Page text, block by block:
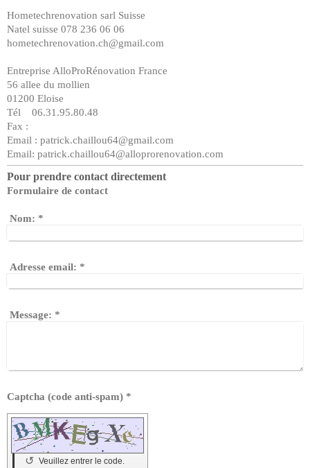
Hometechrenovation sarl Suisse
Natel suisse 078 236 06 06
hometechrenovation.ch@gmail.com
Entreprise AlloProRénovation France
56 allee du mollien
01200 Eloise
Tél 06.31.95.80.48
Fax :
Email : patrick.chaillou64@gmail.com
Email: patrick.chaillou64@alloprorenovation.com
Pour prendre contact directement
Formulaire de contact
Nom: *
Adresse email: *
Message: *
Captcha (code anti-spam) *
Veuillez entrer le code.
↺